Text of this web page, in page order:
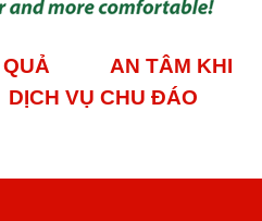
QUẢ
AN TÂM KHI
VỤ CHU ĐÁO